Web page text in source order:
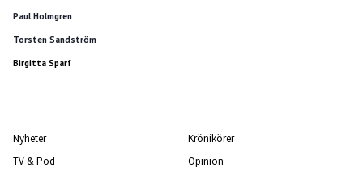
Paul Holmgren
Torsten Sandström
Birgitta Sparf
Nyheter
TV & Pod
Krönikörer
Opinion